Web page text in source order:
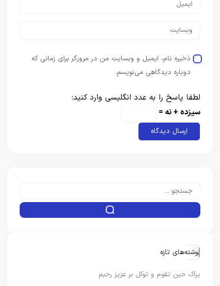
ذخیره نام، ایمیل و وبسایت من در مرورگر برای زمانی که
دوباره دیدگاهی می‌نویسم.
لطفا پاسخ را به عدد انگلیسی وارد کنید:
سیزده + نه =
نوشته‌های تازه
یراک حین تقوم و توکل بر عزیز رحیم